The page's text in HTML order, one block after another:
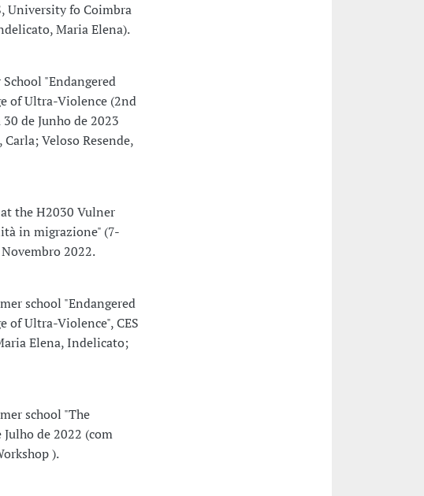
University fo Coimbra
Maria Elena).
"Endangered
of Ultra-Violence (2nd
de Junho de 2023
Veloso Resende,
the H2030 Vulner
in migrazione" (7-
2022.
school "Endangered
of Ultra-Violence", CES
Elena, Indelicato;
school "The
de 2022 (com
).